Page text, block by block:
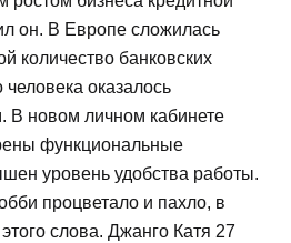
он. В Европе сложилась
количество банковских
оказалось
В новом личном кабинете
функциональные
уровень удобства работы.
процветало и пахло, в
слова. Джанго Катя 27